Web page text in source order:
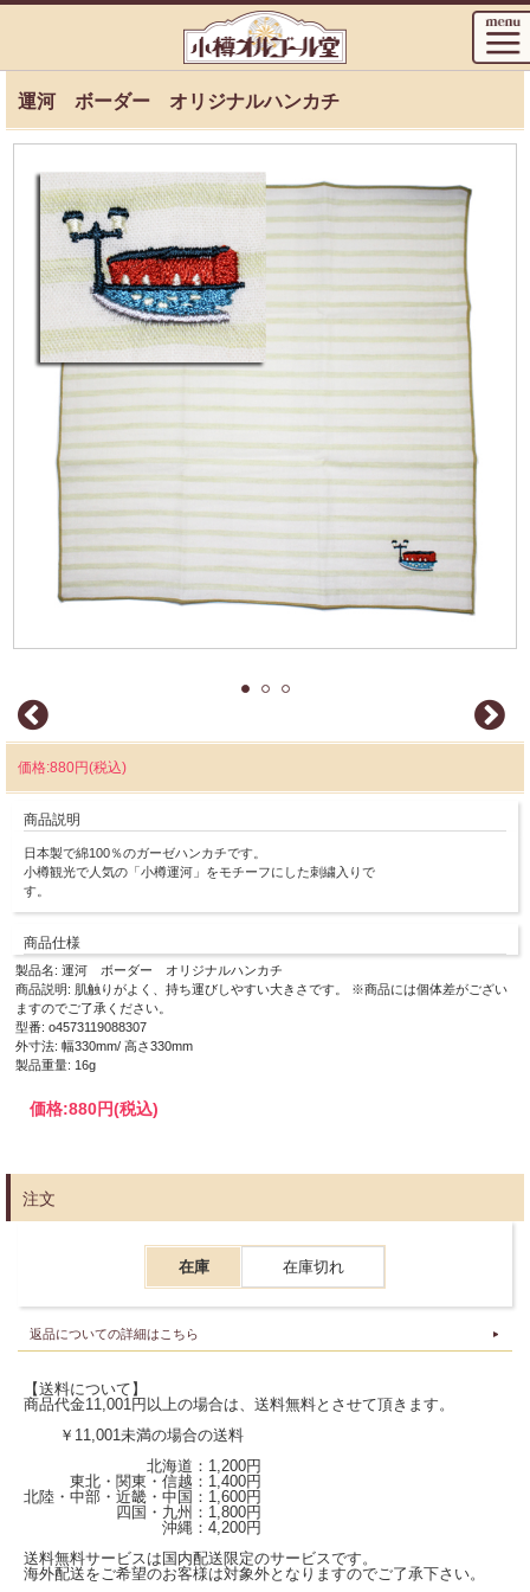
運河 ボーダー オリジナルハンカチ
価格:880円(税込)
商品説明
日本製で綿100％のガーゼハンカチです。
小樽観光で人気の「小樽運河」をモチーフにした刺繍入りで
す。
商品仕様
製品名: 運河 ボーダー オリジナルハンカチ
商品説明: 肌触りがよく、持ち運びしやすい大きさです。 ※商品には個体差がござい
ますのでご了承ください。
型番: o4573119088307
外寸法: 幅330mm/ 高さ330mm
製品重量: 16g
価格:880円(税込)
注文
在庫 在庫切れ
返品についての詳細はこちら
【送料について】
商品代金11,001円以上の場合は、送料無料とさせて頂きます。
￥11,001未満の場合の送料
北海道：1,200円
東北・関東・信越：1,400円
北陸・中部・近畿・中国：1,600円
四国・九州：1,800円
沖縄：4,200円
送料無料サービスは国内配送限定のサービスです。
海外配送をご希望のお客様は対象外となりますのでご了承下さい。